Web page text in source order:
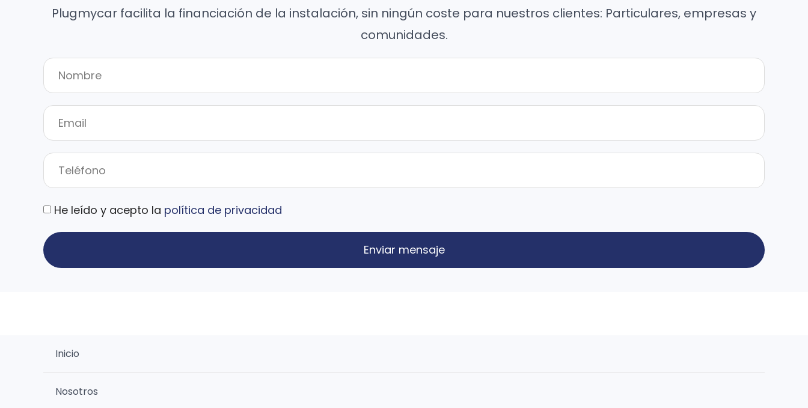
Plugmycar facilita la financiación de la instalación, sin ningún coste para nuestros clientes: Particulares, empresas y
comunidades.
He leído y acepto la política de privacidad
Enviar mensaje
Inicio
Nosotros